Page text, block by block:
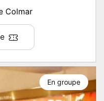
Colmar
En groupe